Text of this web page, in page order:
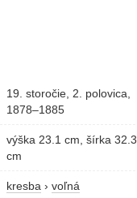
19. storočie, 2. polovica,
1878–1885
výška 23.1 cm, šírka 32.3
cm
kresba › voľná